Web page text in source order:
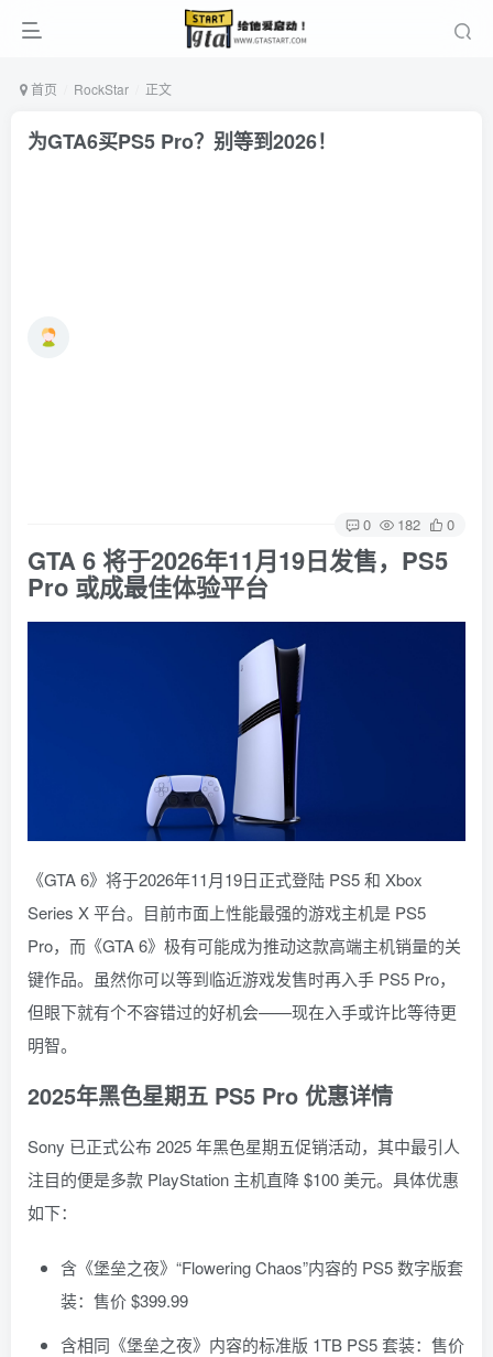
首页 RockStar 正文
为GTA6买PS5 Pro？别等到2026！
0 182 0
GTA 6 将于2026年11月19日发售，PS5
Pro 或成最佳体验平台
《GTA 6》将于2026年11月19日正式登陆 PS5 和 Xbox
Series X 平台。目前市面上性能最强的游戏主机是 PS5
Pro，而《GTA 6》极有可能成为推动这款高端主机销量的关
键作品。虽然你可以等到临近游戏发售时再入手 PS5 Pro，
但眼下就有个不容错过的好机会——现在入手或许比等待更
明智。
2025年黑色星期五 PS5 Pro 优惠详情
Sony 已正式公布 2025 年黑色星期五促销活动，其中最引人
注目的便是多款 PlayStation 主机直降 $100 美元。具体优惠
如下：
含《堡垒之夜》“Flowering Chaos”内容的 PS5 数字版套
装：售价 $399.99
含相同《堡垒之夜》内容的标准版 1TB PS5 套装：售价